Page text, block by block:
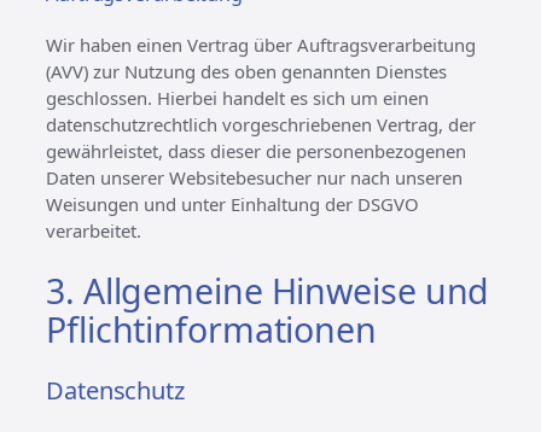
Wir haben einen Vertrag über Auftragsverarbeitung
(AVV) zur Nutzung des oben genannten Dienstes
geschlossen. Hierbei handelt es sich um einen
datenschutzrechtlich vorgeschriebenen Vertrag, der
gewährleistet, dass dieser die personenbezogenen
Daten unserer Websitebesucher nur nach unseren
Weisungen und unter Einhaltung der DSGVO
verarbeitet.
3. Allgemeine Hinweise und
Pflicht­informationen
Datenschutz